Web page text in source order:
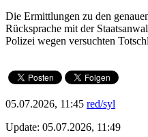
Die Ermittlungen zu den
Rücksprache mit der
Polizei wegen versuchten
05.07.2026, 11:45 red/syl
Update: 05.07.2026, 11:49